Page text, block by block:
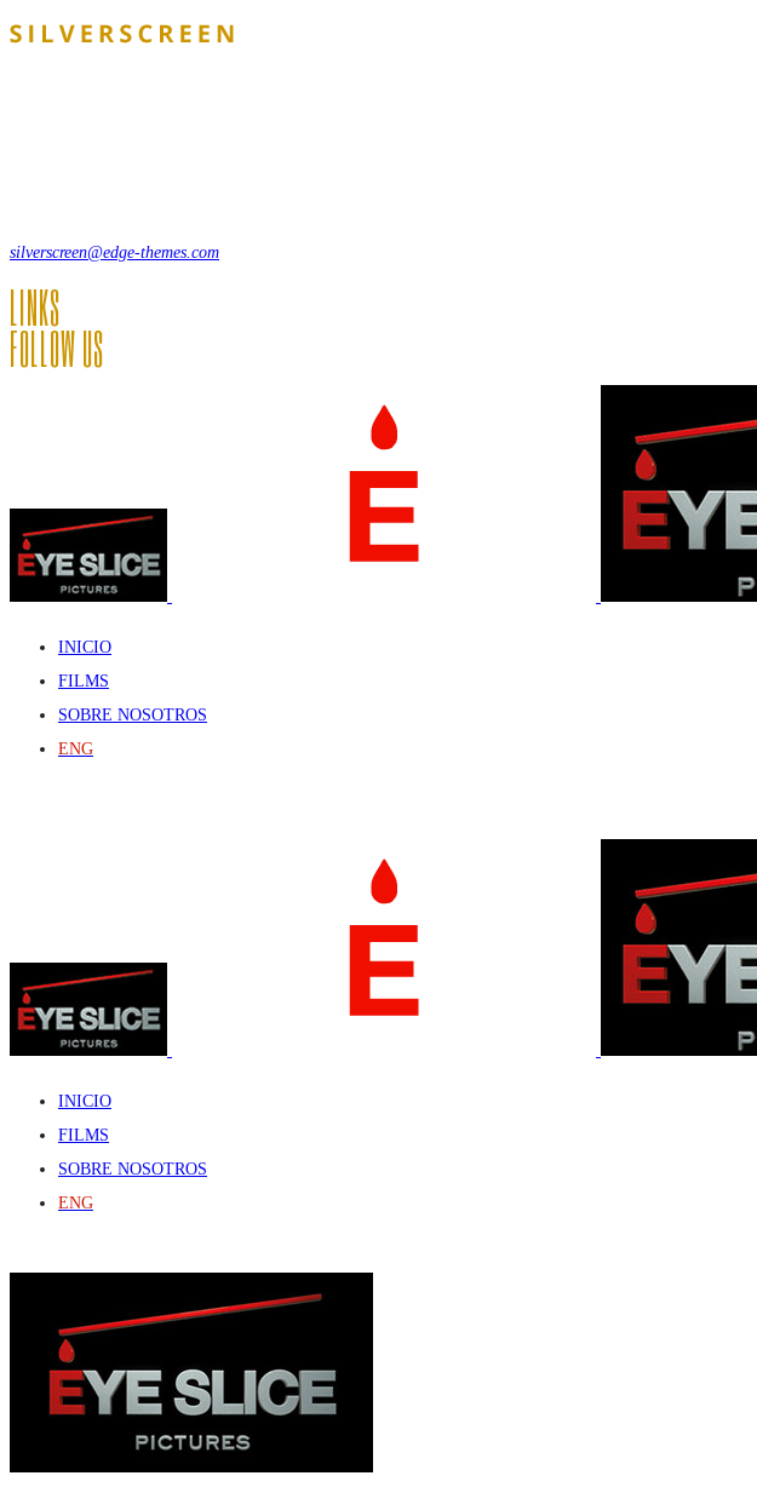
silverscreen@edge-themes.com
LINKS
FOLLOW US
INICIO
FILMS
SOBRE NOSOTROS
ENG
INICIO
FILMS
SOBRE NOSOTROS
ENG